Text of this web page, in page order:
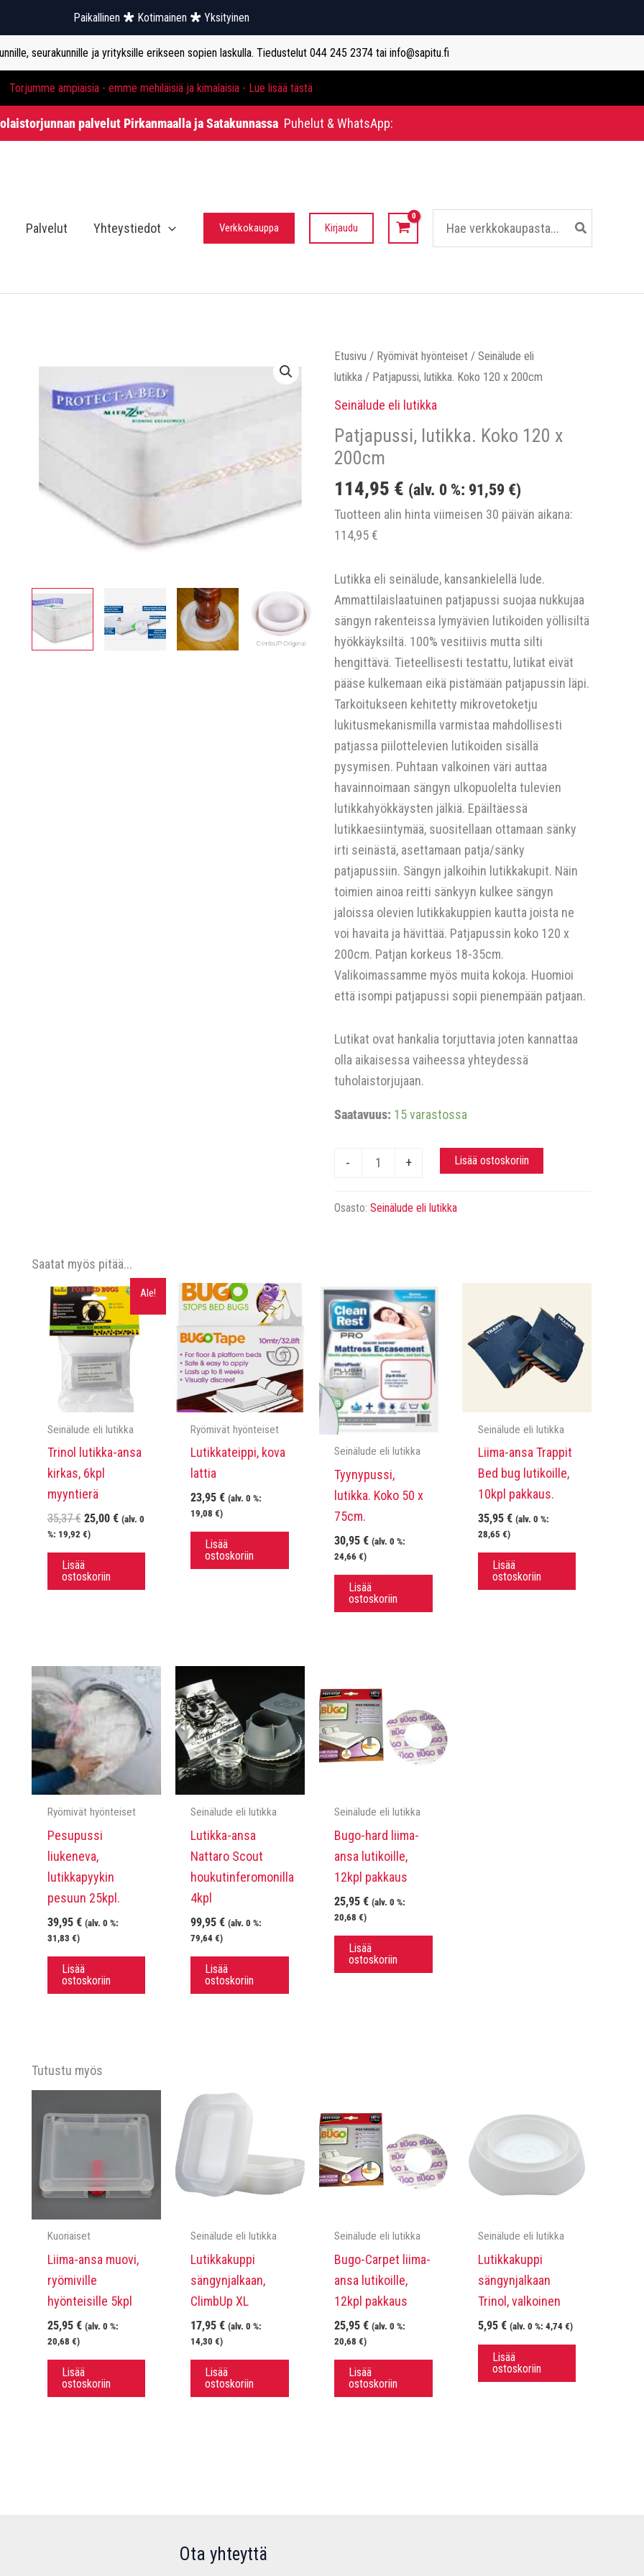
Paikallinen Kotimainen Yksityinen
seurakunnille ja yrityksille erikseen sopien laskulla. Tiedustelut 044 245 2374 tai info@sapitu.fi
Torjumme ampiaisia - emme mehiläisiä ja kimalaisia - Lue lisää tästä
palvelut Pirkanmaalla ja Satakunnassa Puhelut & WhatsApp:
Palvelut Yhteystiedot Verkkokauppa Kirjaudu
Etusivu / Ryömivät hyönteiset/ Seinälude eli
lutikka / Patjapussi, lutikka. Koko 120 x 200cm
Seinälude eli lutikka
Patjapussi, lutikka. Koko 120 x
200cm
114,95 € (alv. 0 %: 91,59 €)
Tuotteen alin hinta viimeisen 30 päivän aikana:
114,95€
Lutikka eli seinälude, kansankielellä lude.
Ammattilaislaatuinen patjapussi suojaa nukkujaa
sängyn rakenteissa lymyävien lutikoiden yöllisiltä
hyökkäyksiltä. 100% vesitiivis mutta silti
hengittävä. Tieteellisesti testattu, lutikat eivät
pääse kulkemaan eikä pistämään patjapussin läpi.
Tarkoitukseen kehitetty mikrovetoketju
lukitusmekanismilla varmistaa mahdollisesti
patjassa piilottelevien lutikoiden sisällä
pysymisen. Puhtaan valkoinen väri auttaa
havainnoimaan sängyn ulkopuolelta tulevien
lutikkahyökkäysten jälkiä. Epäiltäessä
lutikkaesiintymää, suositellaan ottamaan sänky
irti seinästä, asettamaan patja/sänky
patjapussiin. Sängyn jalkoihin lutikkakupit. Näin
toimien ainoa reitti sänkyyn kulkee sängyn
jaloissa olevien lutikkakuppien kautta joista ne
voi havaita ja hävittää. Patjapussin koko 120 x
200cm. Patjan korkeus 18-35cm.
Valikoimassamme myös muita kokoja. Huomioi
että isompi patjapussi sopii pienempään patjaan.
Lutikat ovat hankalia torjuttavia joten kannattaa
olla aikaisessa vaiheessa yhteydessä
tuholaistorjujaan.
Saatavuus: 15 varastossa
-
Patjapussi,
+ Lisää ostoskoriin
Osasto: Seinälude eli lutikka
Saatat myös pitää...
Ale!
Seinälude eli lutikka
Trinol lutikka-ansa
kirkas, 6kpl
myyntierä
35,37€ Alkuperäinen
hinta
35,37 €.
25,00 €Nykyinen
(alv. 0
%: 19,92 €)
Lisää
ostoskoriin
Ryömivät hyönteiset
Lutikkateippi, kova
lattia
23,95€ (alv. 0 %:
19,08€)
Lisää
ostoskoriin
Seinälude eli lutikka
Tyynypussi,
lutikka. Koko 50 x
75cm.
30,95€ (alv. 0 %:
24,66€)
Lisää
ostoskoriin
Seinälude eli lutikka
Liima-ansa Trappit
Bed bug lutikoille,
10kpl pakkaus.
35,95 € (alv. 0 %:
28,65 €)
Lisää
ostoskoriin
Ryömivät hyönteiset
Pesupussi
liukeneva,
lutikkapyykin
pesuun 25kpl.
39,95 € (alv. 0 %:
31,83 €)
Lisää
ostoskoriin
Seinälude eli lutikka
Lutikka-ansa
Nattaro Scout
houkutinferomonilla
4kpl
99,95€ (alv. 0 %:
79,64€)
Lisää
ostoskoriin
Seinälude eli lutikka
Bugo-hard liima-
ansa lutikoille,
12kpl pakkaus
25,95€ (alv. 0 %:
20,68€)
Lisää
ostoskoriin
Tutustu myös
Kuoriaiset
Liima-ansa muovi,
ryömiville
hyönteisille 5kpl
25,95 € (alv. 0 %:
20,68 €)
Lisää
ostoskoriin
Seinälude eli lutikka
Lutikkakuppi
sängynjalkaan,
ClimbUp XL
17,95€ (alv. 0 %:
14,30€)
Lisää
ostoskoriin
Seinälude eli lutikka
Bugo-Carpet liima-
ansa lutikoille,
12kpl pakkaus
25,95€ (alv. 0 %:
20,68€)
Lisää
ostoskoriin
Seinälude eli lutikka
Lutikkakuppi
sängynjalkaan
Trinol, valkoinen
5,95 € (alv. 0 %: 4,74 €)
Lisää
ostoskoriin
Ota yhteyttä